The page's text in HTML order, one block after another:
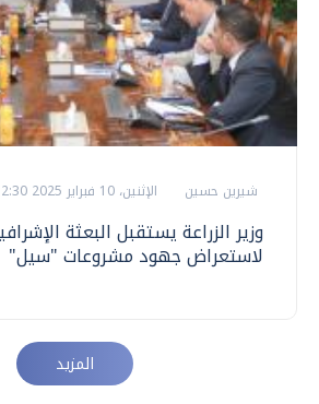
شيرين حسين الإثنين، 10 فبراير 2025 12:30 م
وزير الزراعة يستقبل البعثة
لاستعراض جهود مشروعات "سيل"
المزيد